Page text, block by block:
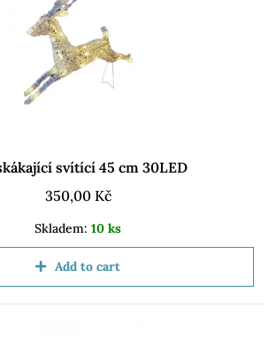
svítící 45 cm 30LED
350,00 Kč
Skladem: 10 ks
Add to cart